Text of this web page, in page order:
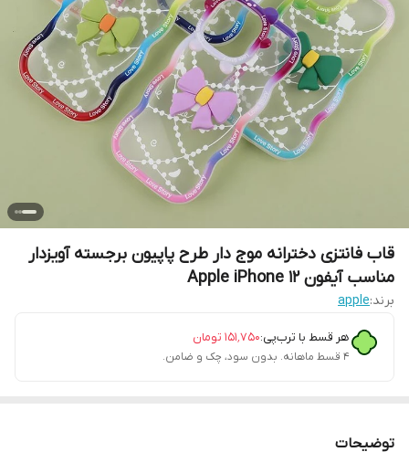
قاب فانتزی دخترانه موج دار طرح پاپیون برجسته آویزدار
مناسب آیفون Apple iPhone 12
برند:apple
هر قسط با ترب‌پی:۱۵۱٬۷۵۰ تومان
۴ قسط ماهانه. بدون سود، چک و ضامن.
توضیحات